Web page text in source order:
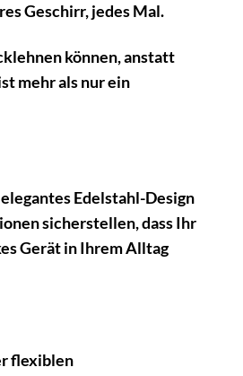
Geschirr, jedes Mal.
können, anstatt
mehr als nur ein
Edelstahl-Design
sicherstellen, dass Ihr
Gerät in Ihrem Alltag
flexiblen